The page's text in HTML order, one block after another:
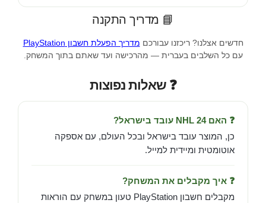
📘 מדריך התקנה
חדשים אצלנו? ריכזנו עבורכם מדריך הפעלת חשבון PlayStation
עם כל השלבים בעברית — מהרכישה ועד שאתם בתוך המשחק.
❓ שאלות נפוצות
❓ האם NHL 24 עובד בישראל?
כן, המוצר עובד בישראל ובכל העולם, עם אספקה
אוטומטית ומיידית למייל.
❓ איך מקבלים את המשחק?
מקבלים חשבון PlayStation טעון במשחק עם הוראות